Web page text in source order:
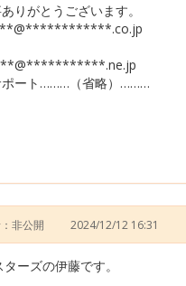
りがとうございます。
ポート………（省略）………
非公開 2024/12/12 16:31
ターズの伊藤です。